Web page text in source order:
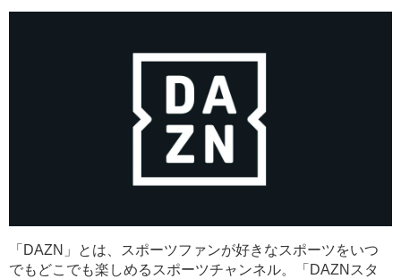
「DAZN」とは、スポーツファンが好きなスポーツをいつ
でもどこでも楽しめるスポーツチャンネル。「DAZNスタ